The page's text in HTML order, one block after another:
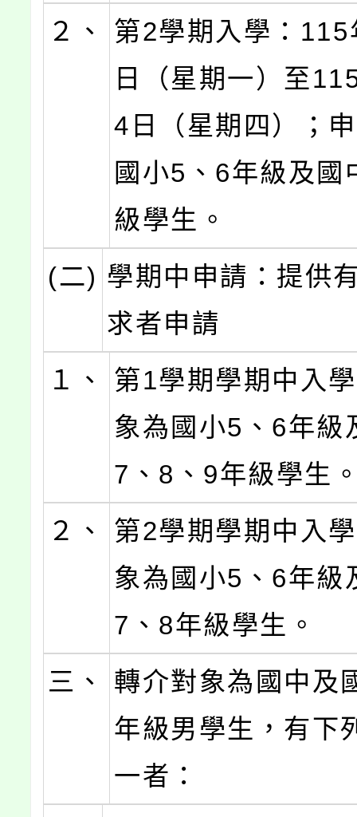
２、
第2學期入學：
日（星期一）至
4日（星期四）；
國小5、6年級及國
級學生。
(二) 學期中申請：提供
求者申請
１、
第1學期學期中入
象為國小5、6年級
7、8、9年級學生
２、
第2學期學期中入
象為國小5、6年級
7、8年級學生。
三、
轉介對象為國中及
年級男學生，有下
一者：